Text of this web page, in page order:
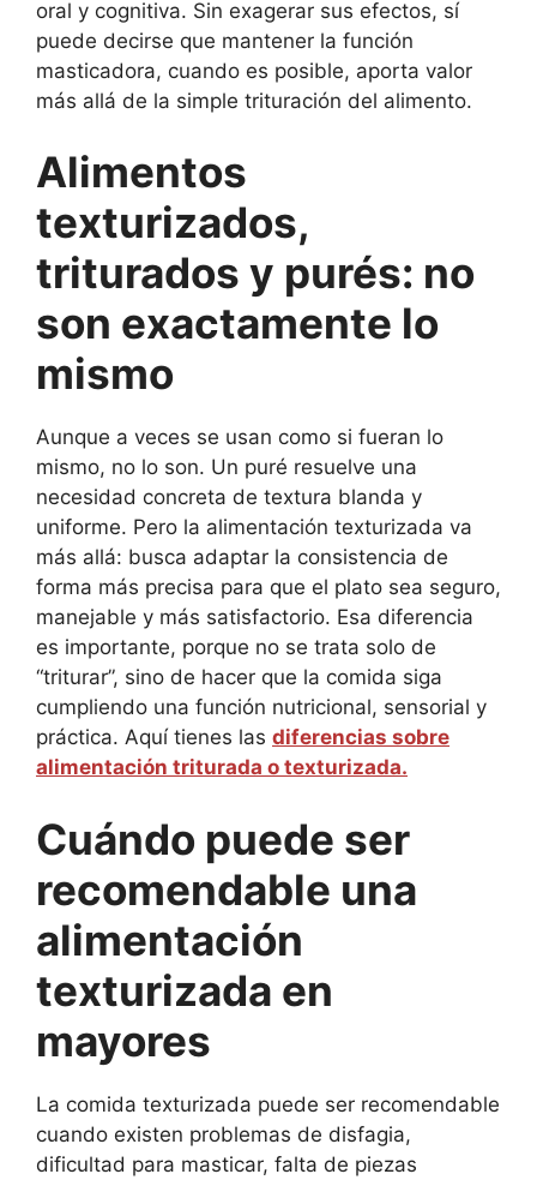
oral y cognitiva. Sin exagerar sus efectos, sí
puede decirse que mantener la función
masticadora, cuando es posible, aporta valor
más allá de la simple trituración del alimento.
Alimentos
texturizados,
triturados y purés: no
son exactamente lo
mismo
Aunque a veces se usan como si fueran lo
mismo, no lo son. Un puré resuelve una
necesidad concreta de textura blanda y
uniforme. Pero la alimentación texturizada va
más allá: busca adaptar la consistencia de
forma más precisa para que el plato sea seguro,
manejable y más satisfactorio. Esa diferencia
es importante, porque no se trata solo de
“triturar”, sino de hacer que la comida siga
cumpliendo una función nutricional, sensorial y
práctica. Aquí tienes las diferencias sobre
alimentación triturada o texturizada.
Cuándo puede ser
recomendable una
alimentación
texturizada en
mayores
La comida texturizada puede ser recomendable
cuando existen problemas de disfagia,
dificultad para masticar, falta de piezas